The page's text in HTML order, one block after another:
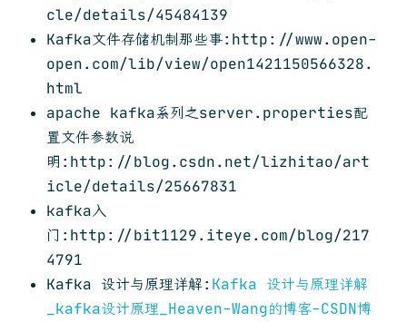
cle/details/45484139
Kafka文件存储机制那些事:http://www.open-
open.com/lib/view/open1421150566328.
html
apache kafka系列之server.properties配
置文件参数说
明:http://blog.csdn.net/lizhitao/art
icle/details/25667831
kafka入
门:http://bit1129.iteye.com/blog/217
4791
Kafka 设计与原理详解: Kafka 设计与原理详解
_kafka设计原理_Heaven-Wang的博客-CSDN博